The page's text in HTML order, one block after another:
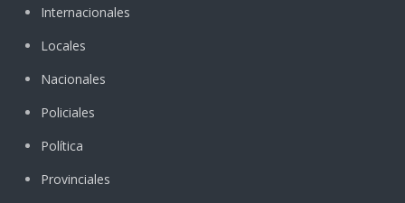
Internacionales
Locales
Nacionales
Policiales
Política
Provinciales